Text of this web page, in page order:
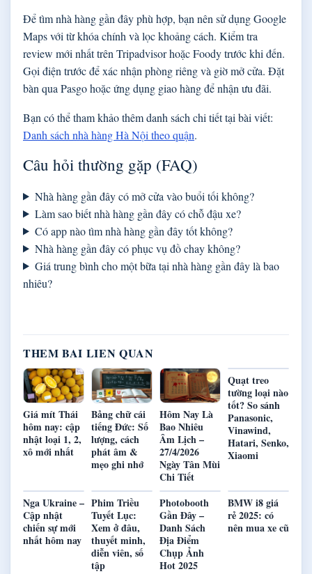
Để tìm nhà hàng gần đây phù hợp, bạn nên sử dụng Google
Maps với từ khóa chính và lọc khoảng cách. Kiểm tra
review mới nhất trên Tripadvisor hoặc Foody trước khi đến.
Gọi điện trước để xác nhận phòng riêng và giờ mở cửa. Đặt
bàn qua Pasgo hoặc ứng dụng giao hàng để nhận ưu đãi.
Bạn có thể tham khảo thêm danh sách chi tiết tại bài viết:
Danh sách nhà hàng Hà Nội theo quận.
Câu hỏi thường gặp (FAQ)
Nhà hàng gần đây có mở cửa vào buổi tối không?
Làm sao biết nhà hàng gần đây có chỗ đậu xe?
Có app nào tìm nhà hàng gần đây tốt không?
Nhà hàng gần đây có phục vụ đồ chay không?
Giá trung bình cho một bữa tại nhà hàng gần đây là bao
nhiêu?
THEM BAI LIEN QUAN
Giá mít Thái
hôm nay: cập
nhật loại 1, 2,
xô mới nhất
Bảng chữ cái
tiếng Đức: Số
lượng, cách
phát âm &
mẹo ghi nhớ
Hôm Nay Là
Bao Nhiêu
Âm Lịch –
27/4/2026
Ngày Tân Mùi
Chi Tiết
Quạt treo
tường loại nào
tốt? So sánh
Panasonic,
Vinawind,
Hatari, Senko,
Xiaomi
Nga Ukraine –
Cập nhật
chiến sự mới
nhất hôm nay
Phim Triều
Tuyết Lục:
Xem ở đâu,
thuyết minh,
diễn viên, số
tập
Photobooth
Gần Đây –
Danh Sách
Địa Điểm
Chụp Ảnh
Hot 2025
BMW i8 giá
rẻ 2025: có
nên mua xe cũ